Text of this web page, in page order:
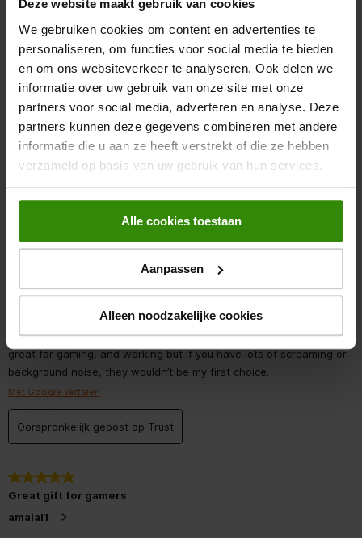
Deze website maakt gebruik van cookies
We gebruiken cookies om content en advertenties te
personaliseren, om functies voor social media te bieden
en om ons websiteverkeer te analyseren. Ook delen we
informatie over uw gebruik van onze site met onze
partners voor social media, adverteren en analyse. Deze
partners kunnen deze gegevens combineren met andere
informatie die u aan ze heeft verstrekt of die ze hebben
verzameld op basis van uw gebruik van hun services.
Alle cookies toestaan
Aanpassen
Alleen noodzakelijke cookies
recommend!
Met Google vertalen
Oorspronkelijk gepost op Trust
4 van 5 sterren.
[This review was collected as part of a promotion.] Ok, I was
extremely excited to get these. Heard they were great! Sadly didn’t
fully live up to the expectations. Aesthetics wise, they look
they work well but the problem is that you can hear so much
background noise even with them at 100% volume. I was
disappointed with this discovery! I’d still recommend to a friend,
great for gaming, and working but if you have lots of screaming or
background noise, they wouldn’t be my first choice.
Met Google vertalen
Oorspronkelijk gepost op Trust
5 van 5 sterren.
Great gift for gamers
amaial1